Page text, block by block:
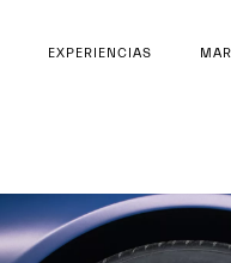
EXPERIENCIAS